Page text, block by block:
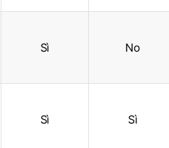
Sì No
Sì Sì